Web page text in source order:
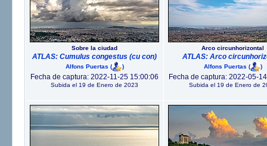
Sobre la ciudad
ATLAS: Cumulus congestus (cu con)
Alfons Puertas ( )
Fecha de captura: 2022-11-25 15:00:06
Subida el 19 de Enero de 2023
Arco circunhorizontal
ATLAS: Arco
Alfons Puertas ( )
Fecha de captura: 2022-05-
Subida el 19 de Enero de